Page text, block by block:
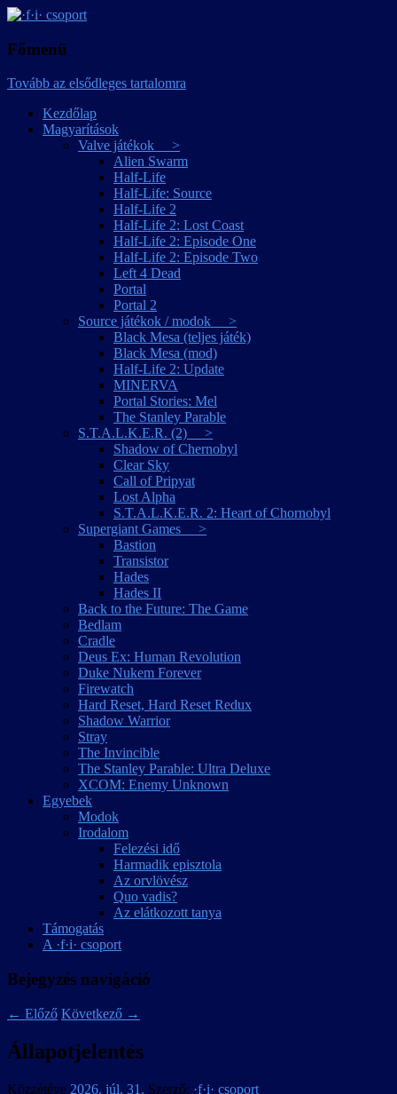
·f·i· csoport
Főmenü
Tovább az elsődleges tartalomra
Kezdőlap
Magyarítások
Valve játékok >
Alien Swarm
Half-Life
Half-Life: Source
Half-Life 2
Half-Life 2: Lost Coast
Half-Life 2: Episode One
Half-Life 2: Episode Two
Left 4 Dead
Portal
Portal 2
Source játékok / modok >
Black Mesa (teljes játék)
Black Mesa (mod)
Half-Life 2: Update
MINERVA
Portal Stories: Mel
The Stanley Parable
S.T.A.L.K.E.R. (2) >
Shadow of Chernobyl
Clear Sky
Call of Pripyat
Lost Alpha
S.T.A.L.K.E.R. 2: Heart of Chornobyl
Supergiant Games >
Bastion
Transistor
Hades
Hades II
Back to the Future: The Game
Bedlam
Cradle
Deus Ex: Human Revolution
Duke Nukem Forever
Firewatch
Hard Reset, Hard Reset Redux
Shadow Warrior
Stray
The Invincible
The Stanley Parable: Ultra Deluxe
XCOM: Enemy Unknown
Egyebek
Modok
Irodalom
Felezési idő
Harmadik episztola
Az orvlövész
Quo vadis?
Az elátkozott tanya
Támogatás
A ·f·i· csoport
Bejegyzés navigáció
← Előző Következő →
Állapotjelentés
Közzétéve 2026. júl. 31. Szerző: ·f·i· csoport